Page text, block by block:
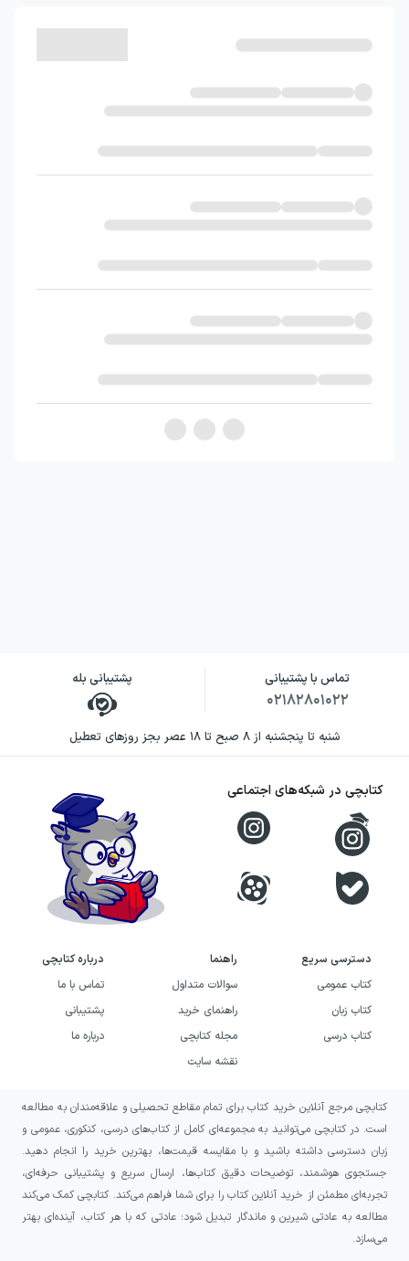
تماس با پشتیبانی
۰۲۱۸۲۸۰۱۰۲۲
پشتیبانی بله
شنبه تا پنجشنبه از ۸ صبح تا ۱۸ عصر بجز روزهای تعطیل
دسترسی سریع
کتاب عمومی
کتاب زبان
کتاب درسی
راهنما
سوالات متداول
راهنمای خرید
مجله کتابچی
نقشه سایت
درباره کتابچی
تماس با ما
پشتیبانی
درباره ما
کتابچی در شبکه‌های اجتماعی
کتابچی مرجع آنلاین خرید کتاب برای تمام مقاطع تحصیلی و علاقه‌مندان به مطالعه
است. در کتابچی می‌توانید به مجموعه‌ای کامل از کتاب‌های درسی، کنکوری، عمومی و
زبان دسترسی داشته باشید و با مقایسه قیمت‌ها، بهترین خرید را انجام دهید.
جستجوی هوشمند، توضیحات دقیق کتاب‌ها، ارسال سریع و پشتیبانی حرفه‌ای،
تجربه‌ای مطمئن از خرید آنلاین کتاب را برای شما فراهم می‌کند. کتابچی کمک می‌کند
مطالعه به عادتی شیرین و ماندگار تبدیل شود؛ عادتی که با هر کتاب، آینده‌ای بهتر
می‌سازد.